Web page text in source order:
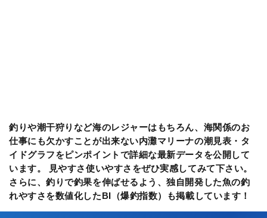
釣りや潮干狩りなど海のレジャーはもちろん、海関係のお
仕事にも欠かすことが出来ない内灘マリーナの潮見表・タ
イドグラフをピンポイントで詳細な最新データを公開して
います。 見やすさ使いやすさをぜひ実感してみて下さい。
さらに、釣りで釣果を伸ばせるよう、独自開発した魚の釣
れやすさを数値化したBI（爆釣指数）も掲載しています！